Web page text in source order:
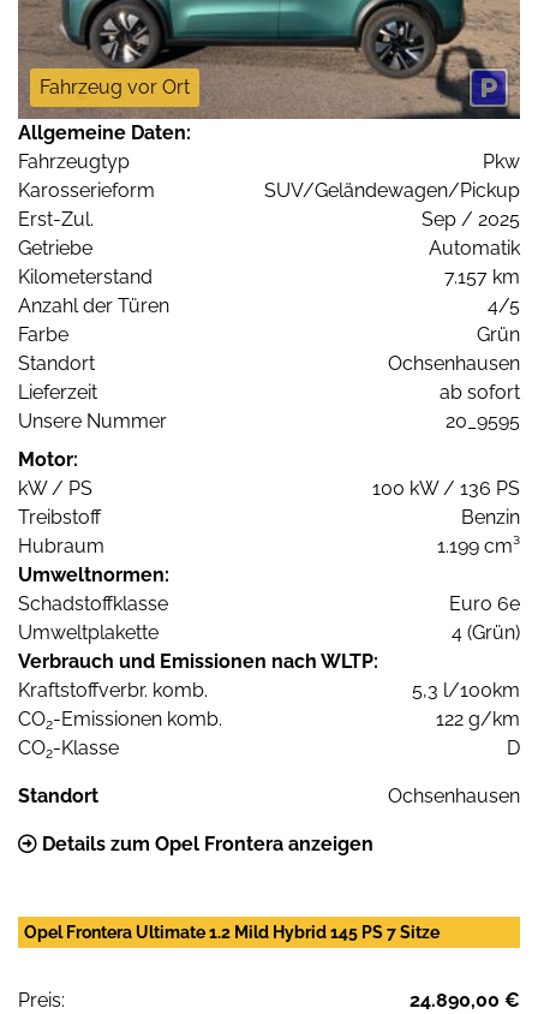
Fahrzeug vor Ort
Allgemeine Daten:
Fahrzeugtyp
Pkw
Karosserieform
SUV/Geländewagen/Pickup
Erst-Zul.
Sep / 2025
Getriebe
Automatik
Kilometerstand
7.157 km
Anzahl der Türen
4/5
Farbe
Grün
Standort
Ochsenhausen
Lieferzeit
ab sofort
Unsere Nummer
20_9595
Motor:
kW / PS
100 kW / 136 PS
Treibstoff
Benzin
Hubraum
1.199 cm³
Umweltnormen:
Schadstoffklasse
Euro 6e
Umweltplakette
4 (Grün)
Verbrauch und Emissionen nach WLTP:
Kraftstoffverbr. komb.
5,3 l/100km
CO2-Emissionen komb.
122 g/km
CO2-Klasse D
Standort Ochsenhausen
Details zum Opel Frontera anzeigen
Opel Frontera Ultimate 1.2 Mild Hybrid 145 PS 7 Sitze
Preis:
24.890,00 €